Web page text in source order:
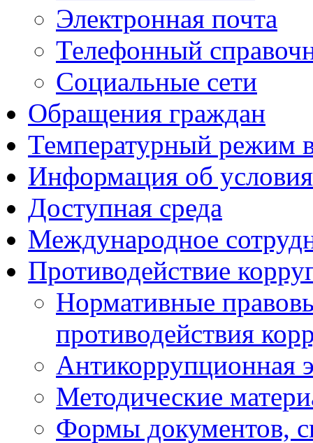
Электронная почта
Телефонный
Социальные сети
Обращения граждан
Температурный режим
Информация об
Доступная среда
Международное
Противодействие
Нормативные
противодействия
Антикоррупционная
Методические
Формы документов,